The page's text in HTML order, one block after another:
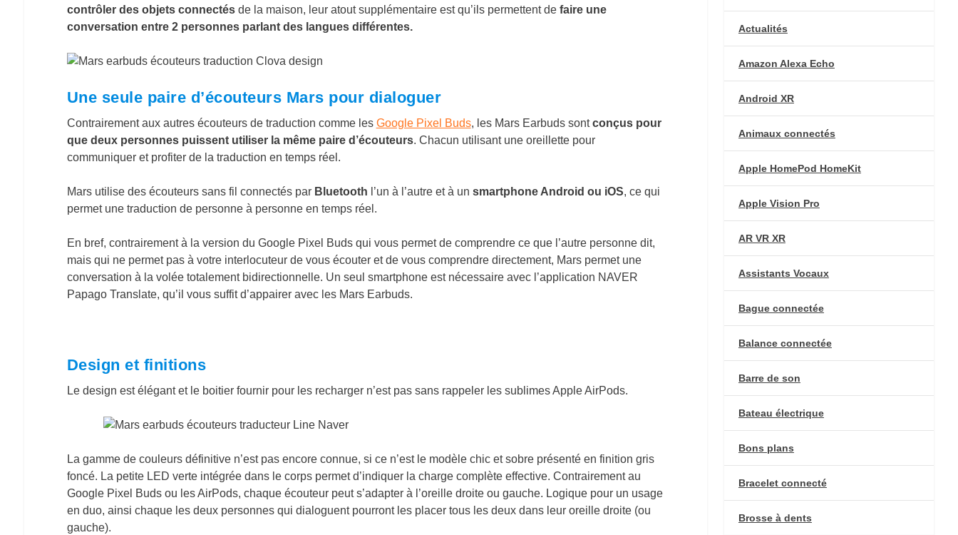
contrôler des objets connectésde la maison, leur atout supplémentaire est qu’ils permettent de faire une
conversation entre 2 personnes parlant des langues différentes.
Une seule paire d’écouteurs Mars pour dialoguer
Contrairement aux autres écouteurs de traduction comme les Google Pixel Buds, les Mars Earbuds sontconçus pour
que deux personnes puissent utiliser la même paire d’écouteurs. Chacun utilisant une oreillette pour
communiquer et profiter de la traduction en temps réel.
Mars utilise des écouteurs sans fil connectés par Bluetooth l’un à l’autre et à un smartphone Android ou iOS, ce qui
permet une traduction de personne à personne en temps réel.
En bref, contrairement à la version du Google Pixel Buds qui vous permet de comprendre ce que l’autre personne dit,
mais qui ne permet pas à votre interlocuteur de vous écouter et de vous comprendre directement, Mars permet une
conversation à la volée totalement bidirectionnelle. Un seul smartphone est nécessaire avec l’application NAVER
Papago Translate, qu’il vous suffit d’appairer avec les Mars Earbuds.
Design et finitions
Le design est élégant et le boitier fournir pour les recharger n’est pas sans rappeler les sublimes Apple AirPods.
La gamme de couleurs définitive n’est pas encore connue, si ce n’est le modèle chic et sobre présenté en finition gris
foncé. La petite LED verte intégrée dans le corps permet d’indiquer la charge complète effective. Contrairement au
Google Pixel Buds ou les AirPods, chaque écouteur peut s’adapter à l’oreille droite ou gauche. Logique pour un usage
en duo, ainsi chaque les deux personnes qui dialoguent pourront les placer tous les deux dans leur oreille droite (ou
gauche).
Actualités
Amazon Alexa Echo
Android XR
Animaux connectés
Apple HomePod HomeKit
Apple Vision Pro
AR VR XR
Assistants Vocaux
Bague connectée
Balance connectée
Barre de son
Bateau électrique
Bons plans
Bracelet connecté
Brosse à dents